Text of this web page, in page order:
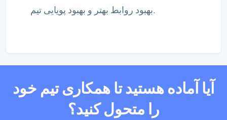
بهبود روابط بهتر و بهبود پویایی تیم.
آیا آماده هستید تا همکاری تیم خود
را متحول کنید؟